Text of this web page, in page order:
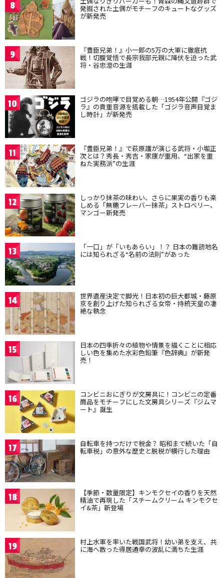
8 発掘された土偶がモチーフのキュートなグッズ
が新発売
9 『豊臣兄弟！』小一郎の5万の大軍に徹底抗
戦！切腹覚悟で長宗我部元親に降伏を迫った武
将・谷忠澄の生涯
10 ゴジラの咆哮で目覚める朝…1954年公開『ゴジ
ラ』の貴重音源を搭載した「ゴジラ音声目覚ま
し時計」が新発売
11 『豊臣兄弟！』で萩原護が演じる武将・小堀正
次とは？秀長・秀吉・家康が重用、“出家を重
ねた実務派”の生涯
12 しっかり抹茶の味わい、さらに果実の香りも楽
しめる「無糖フレーバー抹茶」ストロベリー、
マンゴー新発売
13 「一口」が「いもあらい」！？ 日本の難読地名
には知られざる“名前の法則”があった
14 世界遺産決定で脚光！日本初の巨大都城・藤原
京を創り上げた知られざる女帝・持統天皇の凄
絶な執念
15 日本の四季折々の植物や情景を描くことに相応
しい色を集めた水彩色鉛筆『色辞典』が新発
売！
16 コンビニおにぎりが文房具に！コンビニの定番
商品をモチーフにした文房具シリーズ『ジムマ
ート』誕生
17 自転車を持つだけで税金？ 昭和まで続いた「自
転車税」の意外な歴史と脱税が横行した理由
18 【季節・数量限定】キンモクセイの香りを天然
精油で再現した「スチームクリーム キンモクセ
イ&茶」新登場
19 村上水軍を率いた戦国武将！幼い弟を支え、共
に海へ散った得居通幸の波乱に満ちた生涯